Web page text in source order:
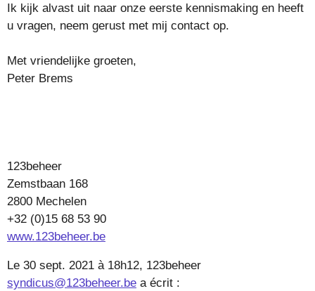
Ik kijk alvast uit naar onze eerste kennismaking en heeft
u vragen, neem gerust met mij contact op.
Met vriendelijke groeten,
Peter Brems
123beheer
Zemstbaan 168
2800 Mechelen
+32 (0)15 68 53 90
www.123beheer.be
Le 30 sept. 2021 à 18h12, 123beheer
syndicus@123beheer.be a écrit :